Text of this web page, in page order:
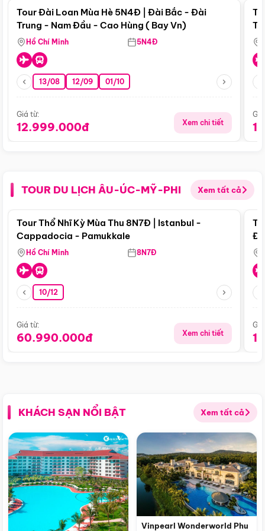
Tour Đài Loan Mùa Hè 5N4Đ | Đài Bắc - Đài
Trung - Nam Đầu - Cao Hùng ( Bay Vn)
Hồ Chí Minh 5N4Đ
13/08 12/09 01/10
Giá từ:
12.999.000đ Xem chi tiết
TOUR DU LỊCH ÂU-ÚC-MỸ-PHI Xem tất cả
Điểm nổi bật
Tour Thổ Nhĩ Kỳ Mùa Thu 8N7Đ | Istanbul -
Cappadocia - Pamukkale
Hồ Chí Minh 8N7Đ
10/12
Giá từ:
60.990.000đ Xem chi tiết
KHÁCH SẠN NỔI BẬT Xem tất cả
Vinpearl Wonderworld Phu